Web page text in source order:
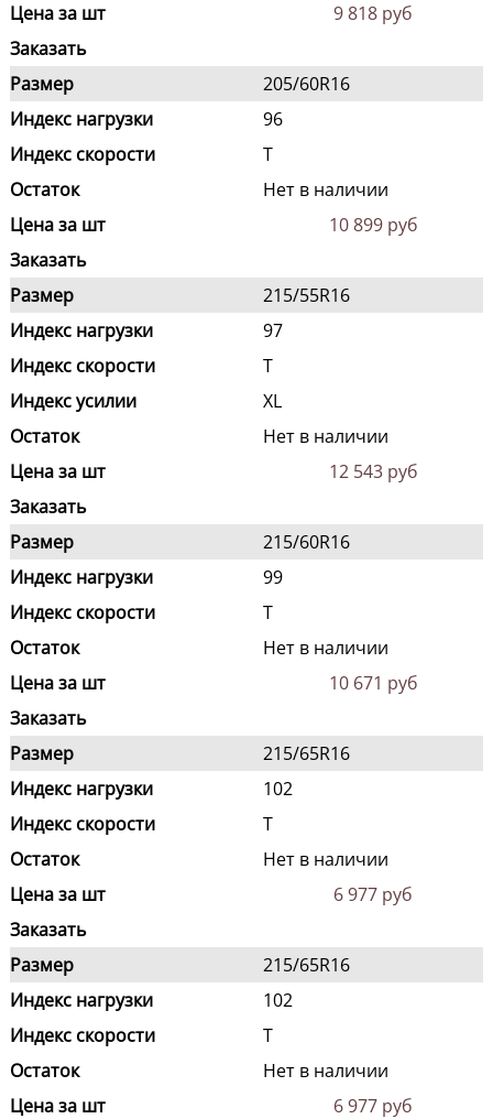
Цена за шт
9 818 руб
Заказать
Размер
205/60R16
Индекс нагрузки
96
Индекс скорости
T
Остаток
Нет в наличии
Цена за шт
10 899 руб
Заказать
Размер
215/55R16
Индекс нагрузки
97
Индекс скорости
T
Индекс усилии
XL
Остаток
Нет в наличии
Цена за шт
12 543 руб
Заказать
Размер
215/60R16
Индекс нагрузки
99
Индекс скорости
T
Остаток
Нет в наличии
Цена за шт
10 671 руб
Заказать
Размер
215/65R16
Индекс нагрузки
102
Индекс скорости
T
Остаток
Нет в наличии
Цена за шт
6 977 руб
Заказать
Размер
215/65R16
Индекс нагрузки
102
Индекс скорости
T
Остаток
Нет в наличии
Цена за шт
6 977 руб